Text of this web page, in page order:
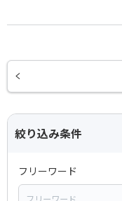
絞り込み条件
フリーワード